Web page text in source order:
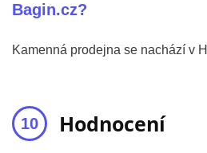
Bagin.cz?
Kamenná prodejna se nachází v
Hodnocení